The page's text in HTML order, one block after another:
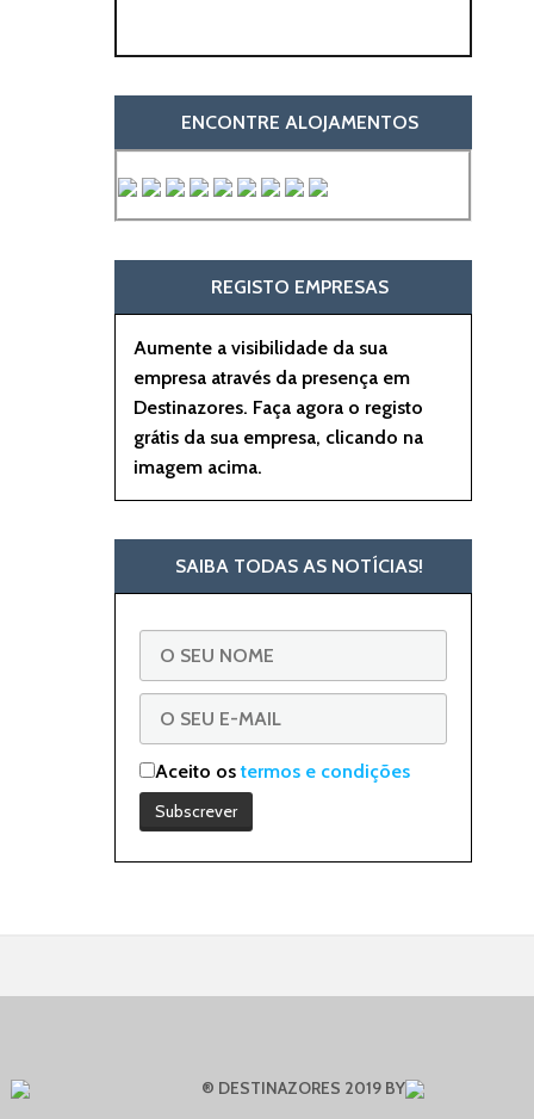
ENCONTRE ALOJAMENTOS
REGISTO EMPRESAS
Aumente a visibilidade da sua
empresa através da presença em
Destinazores. Faça agora o registo
grátis da sua empresa, clicando na
imagem acima.
SAIBA TODAS AS NOTÍCIAS!
Aceito ostermos e condições
® DESTINAZORES 2019 BY